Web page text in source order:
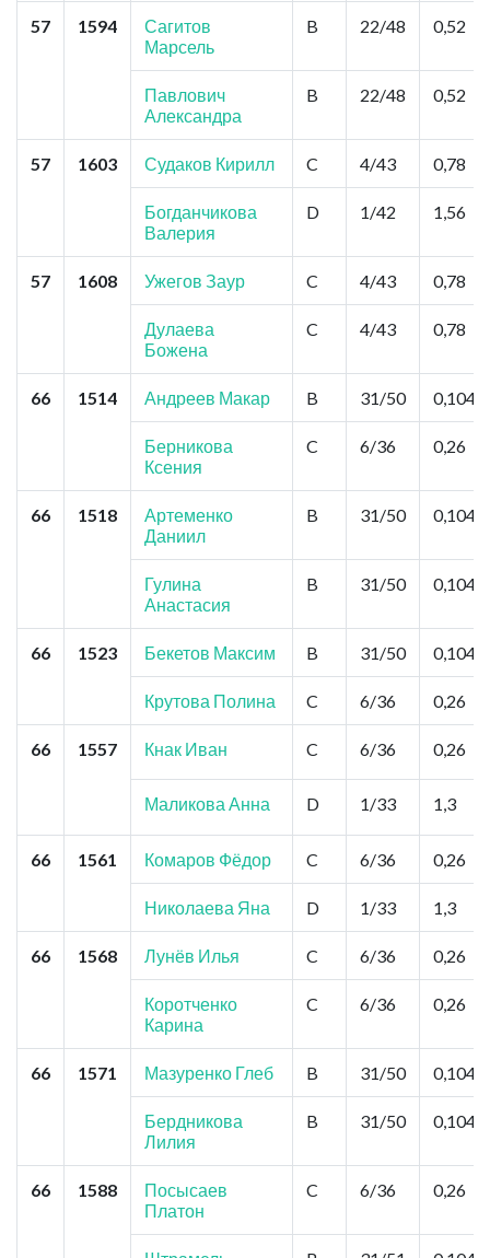
57 1594
Сагитов
Марсель
B 22/48 0,52
Павлович
Александра
B 22/48 0,52
57 1603 Судаков Кирилл C 4/43 0,78
Богданчикова
Валерия
D 1/42 1,56
57 1608 Ужегов Заур C 4/43 0,78
Дулаева
Божена
C 4/43 0,78
66 1514 Андреев Макар B 31/50 0,104
Берникова
Ксения
C 6/36 0,26
66 1518
Артеменко
Даниил
B 31/50 0,104
Гулина
Анастасия
B 31/50 0,104
66 1523 Бекетов Максим B 31/50 0,104
Крутова Полина C 6/36 0,26
66 1557 Кнак Иван C 6/36 0,26
Маликова Анна D 1/33 1,3
66 1561 Комаров Фёдор C 6/36 0,26
Николаева Яна D 1/33 1,3
66 1568 Лунёв Илья C 6/36 0,26
Коротченко
Карина
C 6/36 0,26
66 1571 Мазуренко Глеб B 31/50 0,104
Бердникова
Лилия
B 31/50 0,104
66 1588
Посысаев
Платон
C 6/36 0,26